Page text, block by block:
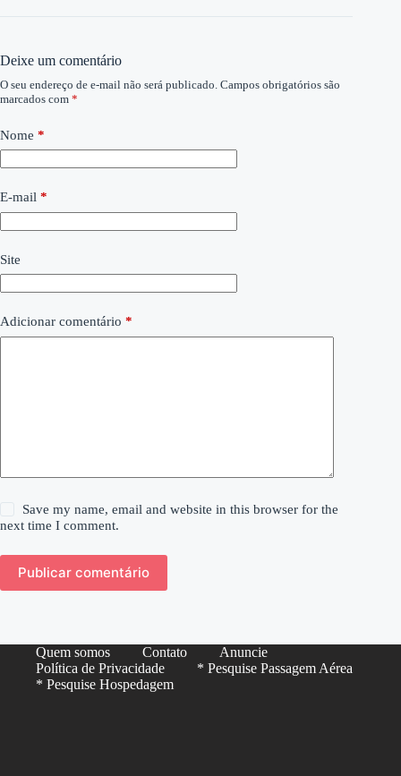
Deixe um comentário
O seu endereço de e-mail não será publicado. Campos obrigatórios são
marcados com *
Nome *
E-mail *
Site
Adicionar comentário *
Save my name, email and website in this browser for the
next time I comment.
Publicar comentário
Quem somos Contato
Anuncie
Política de Privacidade
* Pesquise Passagem Aérea
* Pesquise Hospedagem